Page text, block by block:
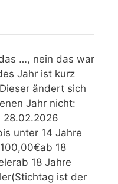
…, nein das war
Jahr ist kurz
ändert sich
Jahr nicht:
28.02.2026
unter 14 Jahre
18
18 Jahre
ist der